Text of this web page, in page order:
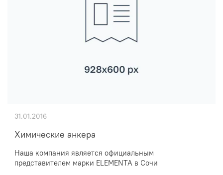
Химические анкера
Наша компания является официальным
представителем марки ELEMENTA в Сочи
31.01.2016